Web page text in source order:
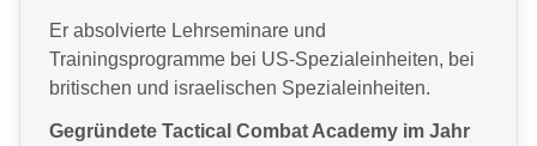
Er absolvierte Lehrseminare und
Trainingsprogramme bei US-Spezialeinheiten, bei
britischen und israelischen Spezialeinheiten.
Gegründete Tactical Combat Academy im Jahr